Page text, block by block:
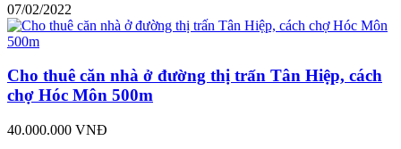
07/02/2022
Cho thuê căn nhà ở đường thị trấn Tân Hiệp, cách
chợ Hóc Môn 500m
40.000.000 VNĐ